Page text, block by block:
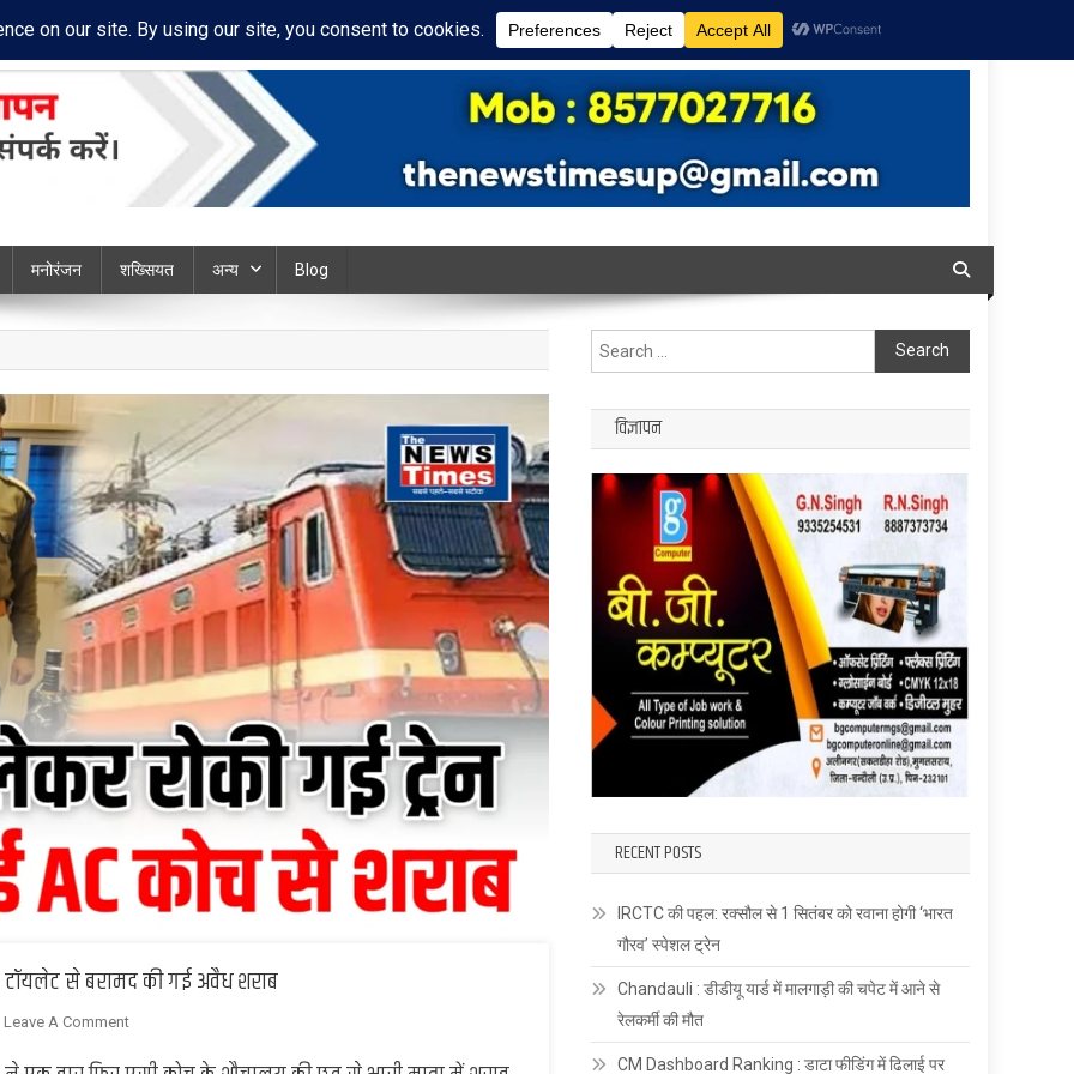
Policy Disclaimer
chandauli
मनोरंजन शख्सियत अन्य Blog
टॉयलेट से बरामद की गई अवैध शराब
Leave A CommentOn
Search
for:
विज्ञापन
RECENT POSTS
IRCTC की पहल: रक्सौल से 1 सितंबर को रवाना होगी ‘भारत
गौरव’ स्पेशल ट्रेन
Chandauli : डीडीयू यार्ड में मालगाड़ी की चपेट में आने से
रेलकर्मी की मौत
CM Dashboard Ranking : डाटा फीडिंग में ढिलाई पर